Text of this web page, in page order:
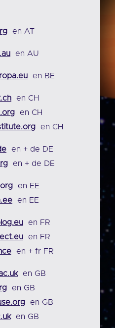
en AT
en AU
en BE
en CH
en CH
en CH
en + de DE
en + de DE
en EE
en EE
en FR
en FR
en + fr FR
en GB
en GB
en GB
en GB